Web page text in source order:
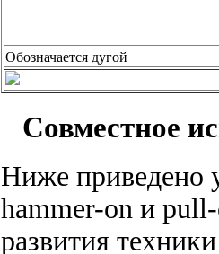
Обозначается дугой
Совместное
Ниже приведено
hammer-on и
развития